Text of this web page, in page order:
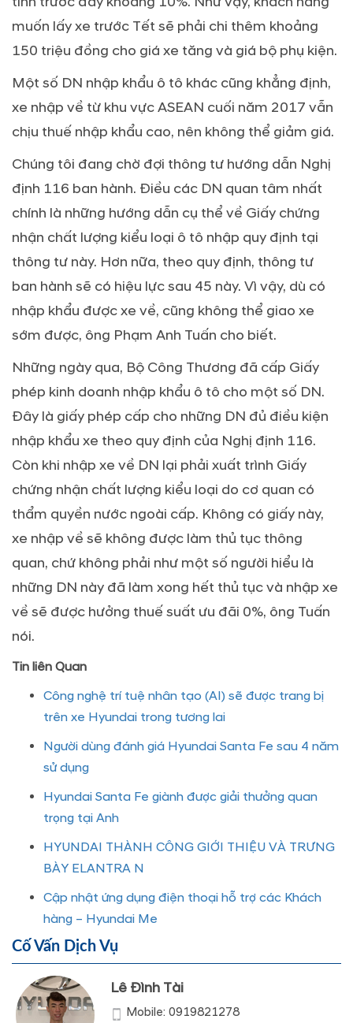
muốn lấy xe trước Tết sẽ phải chi thêm khoảng
150 triệu đồng cho giá xe tăng và giá bộ phụ kiện.
Một số DN nhập khẩu ô tô khác cũng khẳng định,
xe nhập về từ khu vực ASEAN cuối năm 2017 vẫn
chịu thuế nhập khẩu cao, nên không thể giảm giá.
Chúng tôi đang chờ đợi thông tư hướng dẫn Nghị
định 116 ban hành. Điều các DN quan tâm nhất
chính là những hướng dẫn cụ thể về Giấy chứng
nhận chất lượng kiểu loại ô tô nhập quy định tại
thông tư này. Hơn nữa, theo quy định, thông tư
ban hành sẽ có hiệu lực sau 45 này. Vì vậy, dù có
nhập khẩu được xe về, cũng không thể giao xe
sớm được, ông Phạm Anh Tuấn cho biết.
Những ngày qua, Bộ Công Thương đã cấp Giấy
phép kinh doanh nhập khẩu ô tô cho một số DN.
Đây là giấy phép cấp cho những DN đủ điều kiện
nhập khẩu xe theo quy định của Nghị định 116.
Còn khi nhập xe về DN lại phải xuất trình Giấy
chứng nhận chất lượng kiểu loại do cơ quan có
thẩm quyền nước ngoài cấp. Không có giấy này,
xe nhập về sẽ không được làm thủ tục thông
quan, chứ không phải như một số người hiểu là
những DN này đã làm xong hết thủ tục và nhập xe
về sẽ được hưởng thuế suất ưu đãi 0%, ông Tuấn
nói.
Tin liên Quan
Công nghệ trí tuệ nhân tạo (AI) sẽ được trang bị
trên xe Hyundai trong tương lai
Người dùng đánh giá Hyundai Santa Fe sau 4 năm
sử dụng
Hyundai Santa Fe giành được giải thưởng quan
trọng tại Anh
HYUNDAI THÀNH CÔNG GIỚI THIỆU VÀ TRƯNG
BÀY ELANTRA N
Cập nhật ứng dụng điện thoại hỗ trợ các Khách
hàng – Hyundai Me
Cố Vấn Dịch Vụ
Lê Đình Tài
Mobile: 0919821278